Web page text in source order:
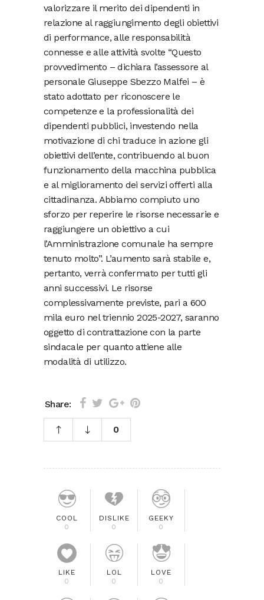
valorizzare il merito dei dipendenti in
relazione al raggiungimento degli obiettivi
di performance, alle responsabilità
connesse e alle attività svolte “Questo
provvedimento – dichiara l’assessore al
personale Giuseppe Sbezzo Malfei – è
stato adottato per riconoscere le
competenze e la professionalità dei
dipendenti pubblici, investendo nella
motivazione di chi traduce in azione gli
obiettivi dell’ente, contribuendo al buon
funzionamento della macchina pubblica
e al miglioramento dei servizi offerti alla
cittadinanza. Abbiamo compiuto uno
sforzo per reperire le risorse necessarie e
raggiungere un obiettivo a cui
l’Amministrazione comunale ha sempre
tenuto molto”. L’aumento sarà stabile e,
pertanto, verrà confermato per tutti gli
anni successivi. Le risorse
complessivamente previste, pari a 600
mila euro nel triennio 2025-2027, saranno
oggetto di contrattazione con la parte
sindacale per quanto attiene alle
modalità di utilizzo.
Share:
0
COOL
0
DISLIKE
0
GEEKY
0
LIKE
0
LOL
0
LOVE
0